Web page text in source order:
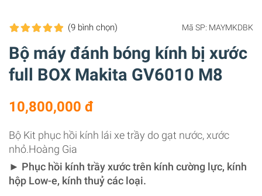
(9 bình chọn) Mã SP: MAYMKDBK
Bộ máy đánh bóng kính bị xước
full BOX Makita GV6010 M8
10,800,000 đ
Bộ Kit phục hồi kính lái xe trầy do gạt nước, xước
nhỏ.Hoàng Gia
► Phục hồi kính trầy xước trên kính cường lực, kính
hộp Low-e, kính thuỷ các loại.